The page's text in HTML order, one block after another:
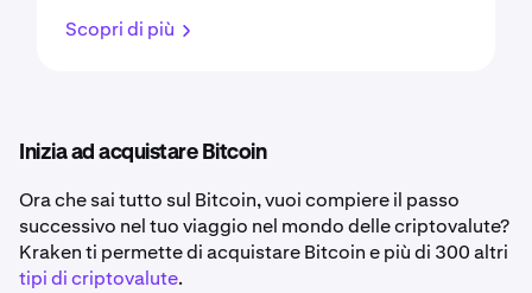
Scopri di più
Inizia ad acquistare Bitcoin
Ora che sai tutto sul Bitcoin, vuoi compiere il passo
successivo nel tuo viaggio nel mondo delle criptovalute?
Kraken ti permette di acquistare Bitcoin e più di 300 altri
tipi di criptovalute.